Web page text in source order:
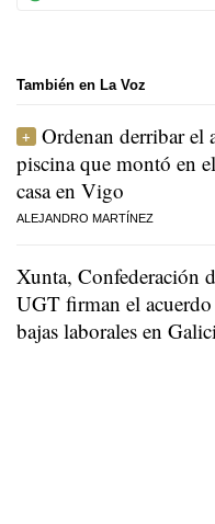
También en La Voz
Ordenan derribar el
piscina que montó en
casa en Vigo
ALEJANDRO MARTÍNEZ
Xunta, Confederación
UGT firman el
bajas laborales en